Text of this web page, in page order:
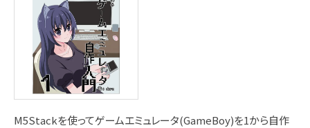
M5Stackを使ってゲームエミュレータ(GameBoy)を1から自作